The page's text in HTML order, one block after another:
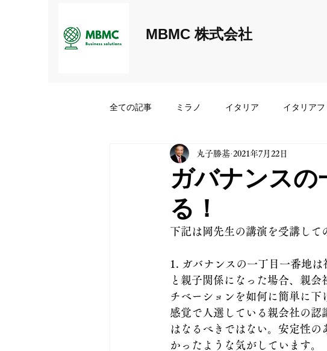
MBMC 株式会社
全ての記事 ミラノ イタリア イタリア
MBMC経営者交流会
ガバナンスの
る！
丸子勝基 2021年7月22日
下記は岡先生の講演を受講して
1. ガバナンスの一丁目一番地
と親子関係になった場合、親
チベーションを如何に簡単に下
感覚で人選している親会社の認
はなるべきではない。安定性
かったような気がしています。